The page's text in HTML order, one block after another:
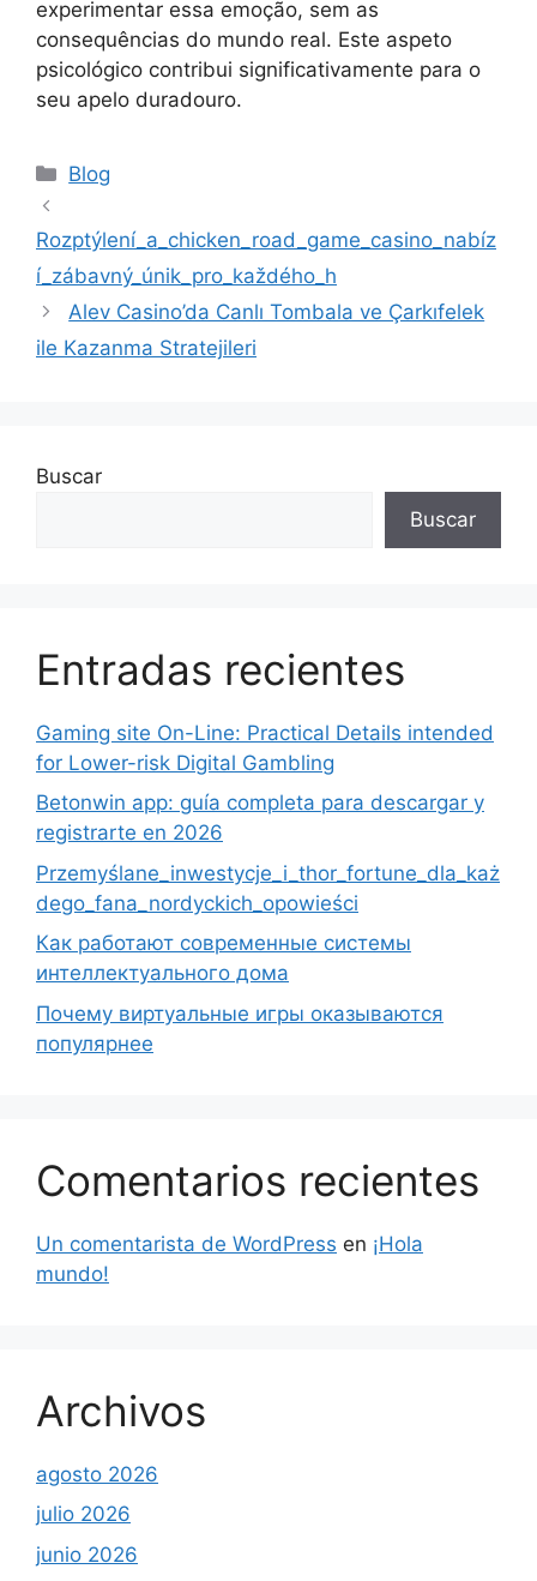
experimentar essa emoção, sem as
consequências do mundo real. Este aspeto
psicológico contribui significativamente para o
seu apelo duradouro.
Blog
Rozptýlení_a_chicken_road_game_casino_nabíz
í_zábavný_únik_pro_každého_h
Alev Casino’da Canlı Tombala ve Çarkıfelek
ile Kazanma Stratejileri
Buscar
Buscar
Entradas recientes
Gaming site On-Line: Practical Details intended
for Lower-risk Digital Gambling
Betonwin app: guía completa para descargar y
registrarte en 2026
Przemyślane_inwestycje_i_thor_fortune_dla_każ
dego_fana_nordyckich_opowieści
Как работают современные системы
интеллектуального дома
Почему виртуальные игры оказываются
популярнее
Comentarios recientes
Un comentarista de WordPress en ¡Hola
mundo!
Archivos
agosto 2026
julio 2026
junio 2026